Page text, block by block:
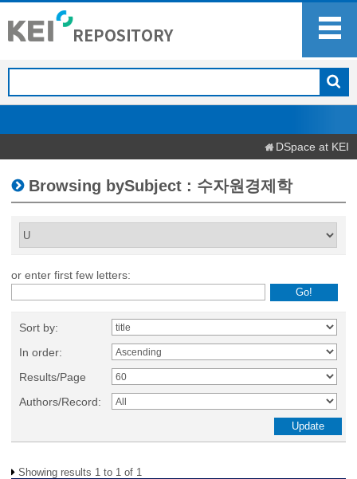
DSpace at KEI
Browsing bySubject : 수자원경제학
or enter first few letters:
Sort by:
In order:
Results/Page
Authors/Record:
Showing results 1 to 1 of 1